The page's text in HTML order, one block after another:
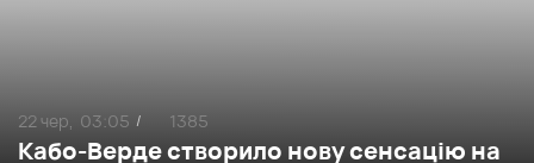
Кабо-Верде створило нову сенсацію на
22 чер, 03:05 / 1385